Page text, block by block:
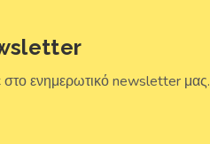
στο ενημερωτικό newsletter μας.